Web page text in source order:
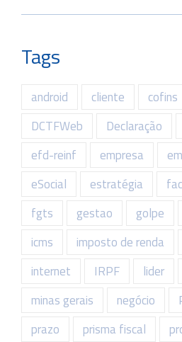
Tags
android cliente cofins
DCTFWeb
Declaração
efd-reinf
empresa
eSocial
estratégia
fgts
gestao golpe
icms
imposto de renda
internet
IRPF lider
minas gerais
negócio
prazo
prisma fiscal